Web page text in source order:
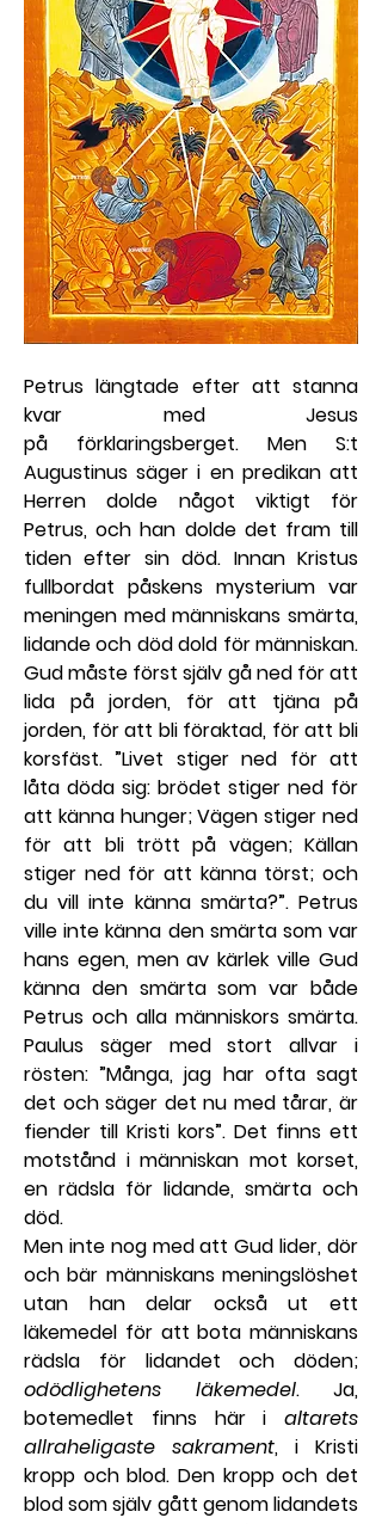
Petrus längtade efter att stanna
kvar med Jesus
på förklaringsberget. Men S:t
Augustinus säger i en predikan att
Herren dolde något viktigt för
Petrus, och han dolde det fram till
tiden efter sin död. Innan Kristus
fullbordat påskens mysterium var
meningen med människans smärta,
lidande och död dold för människan.
Gud måste först själv gå ned för att
lida på jorden, för att tjäna på
jorden, för att bli föraktad, för att bli
korsfäst. ”Livet stiger ned för att
låta döda sig: brödet stiger ned för
att känna hunger; Vägen stiger ned
för att bli trött på vägen; Källan
stiger ned för att känna törst; och
du vill inte känna smärta?”. Petrus
ville inte känna den smärta som var
hans egen, men av kärlek ville Gud
känna den smärta som var både
Petrus och alla människors smärta.
Paulus säger med stort allvar i
rösten: ”Många, jag har ofta sagt
det och säger det nu med tårar, är
fiender till Kristi kors”. Det finns ett
motstånd i människan mot korset,
en rädsla för lidande, smärta och
död.
Men inte nog med att Gud lider, dör
och bär människans meningslöshet
utan han delar också ut ett
läkemedel för att bota människans
odödlighetens läkemedel. Ja,
botemedlet finns här i altarets
allraheligaste sakrament, i Kristi
kropp och blod. Den kropp och det
blod som själv gått genom lidandets